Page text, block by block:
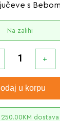
s
Na zalihi
u korpu
250.00KM dostava